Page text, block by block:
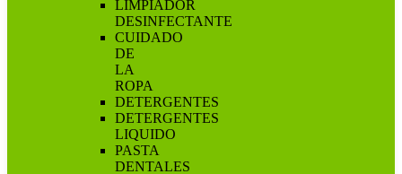
LIMPIADOR
DESINFECTANTE
CUIDADO
DE
LA
ROPA
DETERGENTES
DETERGENTES
LIQUIDO
PASTA
DENTALES